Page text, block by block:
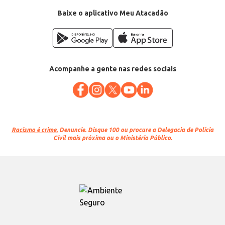
Baixe o aplicativo Meu Atacadão
Acompanhe a gente nas redes sociais
Racismo é crime. Denuncie. Disque 100 ou procure a Delegacia de Polícia
Civil mais próxima ou o Ministério Público.